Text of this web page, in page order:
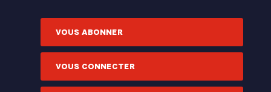
VOUS ABONNER
VOUS CONNECTER